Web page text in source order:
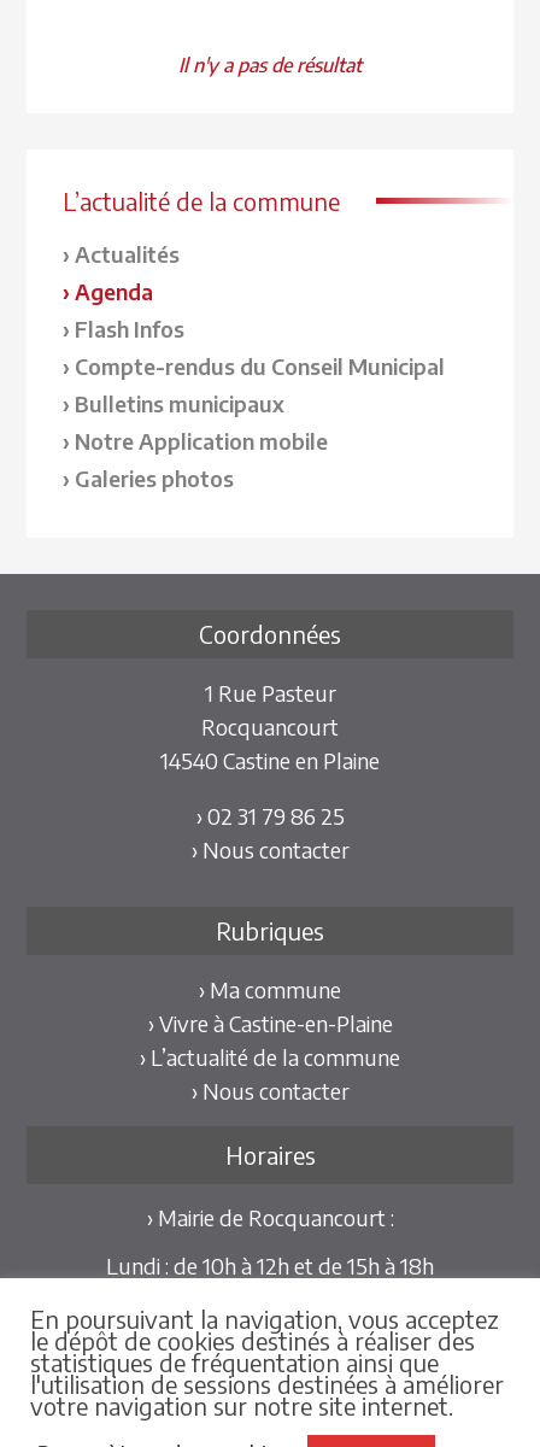
L’actualité de la commune
Actualités
Agenda
Flash Infos
Compte-rendus du Conseil Municipal
Bulletins municipaux
Notre Application mobile
Galeries photos
Il n'y a pas de résultat
Coordonnées
1 Rue Pasteur
Rocquancourt
14540 Castine en Plaine
› 02 31 79 86 25
› Nous contacter
Rubriques
› Ma commune
› Vivre à Castine-en-Plaine
› L’actualité de la commune
› Nous contacter
Horaires
› Mairie de Rocquancourt :
Lundi : de 10h à 12h et de 15h à 18h
Mercredi et Vendredi : de 09h30 à 12h
Pour les mairies déléguées de Hubert-Folie et
Tilly-la-Campagne :
sur rdv au 02.31.79.86.25
En poursuivant la navigation, vous acceptez
le dépôt de cookies destinés à réaliser des
statistiques de fréquentation ainsi que
l'utilisation de sessions destinées à améliorer
votre navigation sur notre site internet.